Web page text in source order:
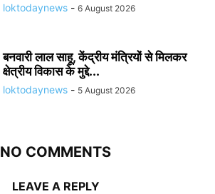
loktodaynews - 6 August 2026
बनवारी लाल साहू, केंद्रीय मंत्रियों से मिलकर
क्षेत्रीय विकास के मुद्दे...
loktodaynews - 5 August 2026
NO COMMENTS
LEAVE A REPLY